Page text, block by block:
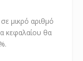
μικρό αριθμό
κεφαλαίου θα